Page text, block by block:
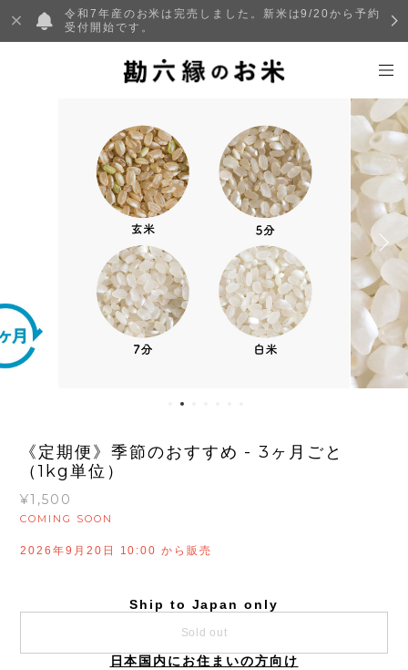
令和7年産のお米は完売しました。新米は9/20から予約
受付開始です。
《定期便》季節のおすすめ - 3ヶ月ごと
（1kg単位）
¥1,500
COMING SOON
2026年9月20日 10:00 から販売
Ship to Japan only
Sold out
日本国内にお住まいの方向け